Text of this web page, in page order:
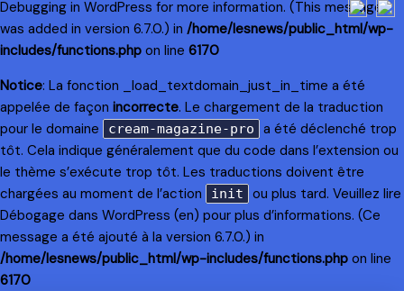
Debugging in WordPress for more information. (This message
was added in version 6.7.0.) in /home/lesnews/public_html/wp-
includes/functions.php on line 6170
Notice: La fonction _load_textdomain_just_in_time a été
appelée de façon incorrecte. Le chargement de la traduction
pour le domaine
cream-magazine-pro
a été déclenché trop
tôt. Cela indique généralement que du code dans l’extension ou
le thème s’exécute trop tôt. Les traductions doivent être
chargées au moment de l’action
init
ou plus tard. Veuillez lire
Débogage dans WordPress (en) pour plus d’informations. (Ce
message a été ajouté à la version 6.7.0.) in
/home/lesnews/public_html/wp-includes/functions.php on line
6170